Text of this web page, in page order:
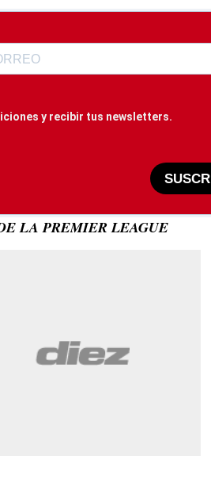
y recibir tus newsletters.
LA PREMIER LEAGUE